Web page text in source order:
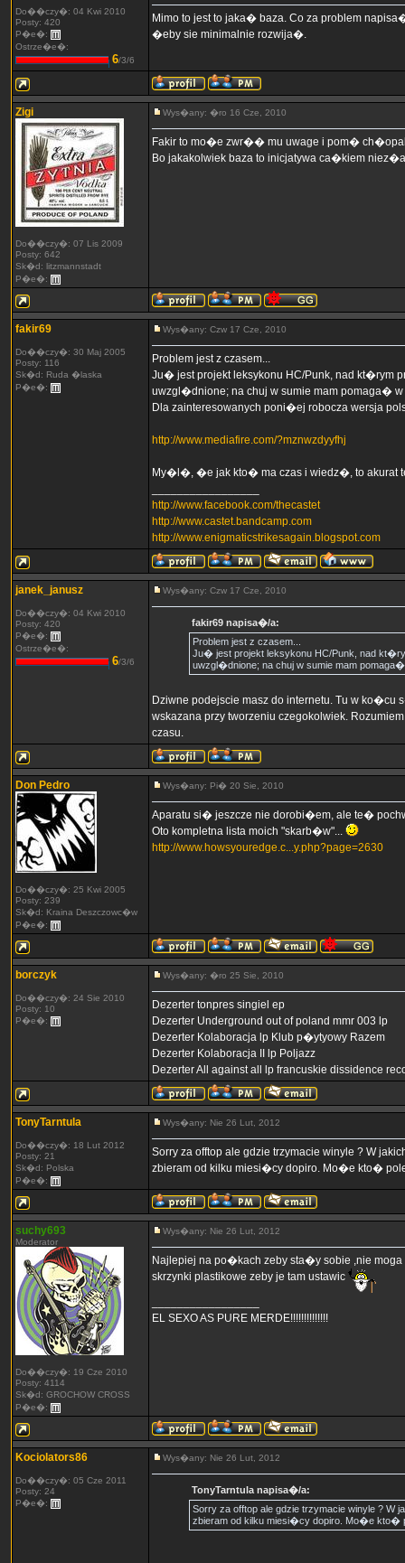
Do��czy�: 04 Kwi 2010
Posty: 420
P�e�:
Ostrze�e�:
6/3/6
Mimo to jest to jaka� baza. Co za problem
�eby sie minimalnie rozwija�.
Zigi
Do��czy�: 07 Lis 2009
Posty: 642
Sk�d: litzmannstadt
P�e�:
Wys�any: �ro 16 Cze, 2010
Fakir to mo�e zwr�� mu uwage i pom�
Bo jakakolwiek baza to inicjatywa ca�kiem
fakir69
Do��czy�: 30 Maj 2005
Posty: 116
Sk�d: Ruda �laska
P�e�:
Wys�any: Czw 17 Cze, 2010
Problem jest z czasem...
Ju� jest projekt leksykonu HC/Punk, nad kt�rym
uwzgl�dnione; na chuj w sumie mam pomaga�
Dla zainteresowanych poni�ej robocza wersja
http://www.mediafire.com/?mznwzdyyfhj
My�l�, �e jak kto� ma czas i wiedz�, to akurat
http://www.facebook.com/thecastet
http://www.castet.bandcamp.com
http://www.enigmaticstrikesagain.blogspot.com
janek_janusz
Do��czy�: 04 Kwi 2010
Posty: 420
P�e�:
Ostrze�e�:
6/3/6
Wys�any: Czw 17 Cze, 2010
fakir69 napisa�/a:
Problem jest z czasem...
Ju� jest projekt leksykonu HC/Punk, nad
uwzgl�dnione; na chuj w sumie mam
Dziwne podejscie masz do internetu. Tu w
wskazana przy tworzeniu czegokolwiek.
czasu.
Don Pedro
Do��czy�: 25 Kwi 2005
Posty: 239
Sk�d: Kraina Deszczowc�w
P�e�:
Wys�any: Pi� 20 Sie, 2010
Aparatu si� jeszcze nie dorobi�em, ale te�
Oto kompletna lista moich "skarb�w"...
http://www.howsyouredge.c...y.php?page=2630
borczyk
Do��czy�: 24 Sie 2010
Posty: 10
P�e�:
Wys�any: �ro 25 Sie, 2010
Dezerter tonpres singiel ep
Dezerter Underground out of poland mmr 003 lp
Dezerter Kolaboracja lp Klub p�ytyowy Razem
Dezerter Kolaboracja II lp Poljazz
Dezerter All against all lp francuskie dissidence
TonyTarntula
Do��czy�: 18 Lut 2012
Posty: 21
Sk�d: Polska
P�e�:
Wys�any: Nie 26 Lut, 2012
Sorry za offtop ale gdzie trzymacie winyle ? W
zbieram od kilku miesi�cy dopiro. Mo�e kto�
suchy693
Moderator
Do��czy�: 19 Cze 2010
Posty: 4114
Sk�d: GROCHOW CROSS
P�e�:
Wys�any: Nie 26 Lut, 2012
Najlepiej na po�kach zeby sta�y sobie ,nie moga
skrzynki plastikowe zeby je tam ustawic
EL SEXO AS PURE MERDE!!!!!!!!!!!!!!
Kociolators86
Do��czy�: 05 Cze 2011
Posty: 24
P�e�:
Wys�any: Nie 26 Lut, 2012
TonyTarntula napisa�/a:
Sorry za offtop ale gdzie trzymacie winyle ?
zbieram od kilku miesi�cy dopiro. Mo�e